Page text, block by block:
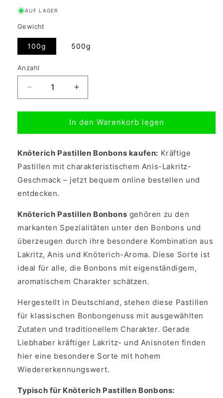
AUF LAGER
Gewicht
100g 500g
Anzahl
Verringere
die
Menge
Knöterich
Bonbons
-
Kräuterbonbons
Erhöhe
die
Menge
für
Knöterich
Bonbons
-
Kräuterbonbons
In den Warenkorb legen
Knöterich Pastillen Bonbons kaufen: Kräftige
Pastillen mit charakteristischem Anis-Lakritz-
Geschmack – jetzt bequem online bestellen und
entdecken.
Knöterich Pastillen Bonbons gehören zu den
markanten Spezialitäten unter den Bonbons und
überzeugen durch ihre besondere Kombination aus
Lakritz, Anis und Knöterich-Aroma. Diese Sorte ist
ideal für alle, die Bonbons mit eigenständigem,
aromatischem Charakter schätzen.
Hergestellt in Deutschland, stehen diese Pastillen
für klassischen Bonbongenuss mit ausgewählten
Zutaten und traditionellem Charakter. Gerade
Liebhaber kräftiger Lakritz- und Anisnoten finden
hier eine besondere Sorte mit hohem
Wiedererkennungswert.
Typisch für Knöterich Pastillen Bonbons: